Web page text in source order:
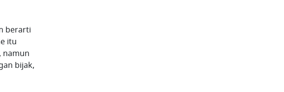
berarti
itu
namun
bijak,